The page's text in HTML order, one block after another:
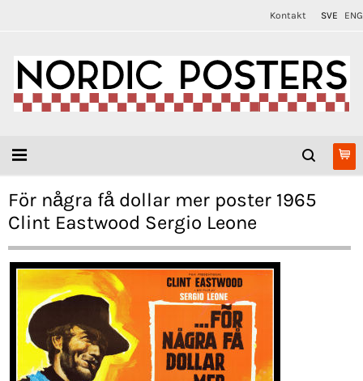
Kontakt SVE ENG
För några få dollar mer poster 1965
Clint Eastwood Sergio Leone